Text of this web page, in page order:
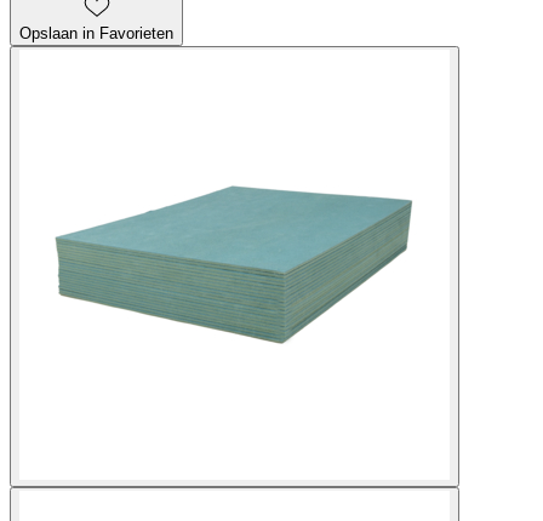
Opslaan in Favorieten